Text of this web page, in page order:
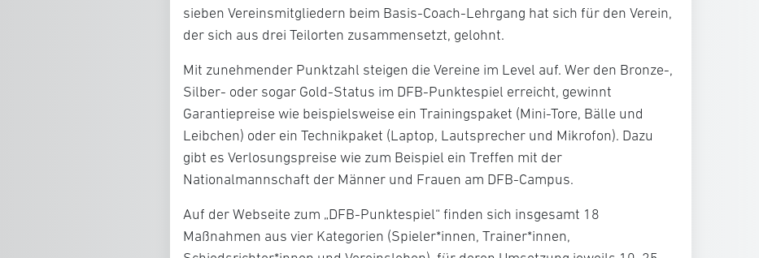
sieben Vereinsmitgliedern beim Basis-Coach-Lehrgang hat sich für den Verein,
der sich aus drei Teilorten zusammensetzt, gelohnt.
Mit zunehmender Punktzahl steigen die Vereine im Level auf. Wer den Bronze-,
Silber- oder sogar Gold-Status im DFB-Punktespiel erreicht, gewinnt
Garantiepreise wie beispielsweise ein Trainingspaket (Mini-Tore, Bälle und
Leibchen) oder ein Technikpaket (Laptop, Lautsprecher und Mikrofon). Dazu
gibt es Verlosungspreise wie zum Beispiel ein Treffen mit der
Nationalmannschaft der Männer und Frauen am DFB-Campus.
Auf der Webseite zum „DFB-Punktespiel“ finden sich insgesamt 18
Maßnahmen aus vier Kategorien (Spieler*innen, Trainer*innen,